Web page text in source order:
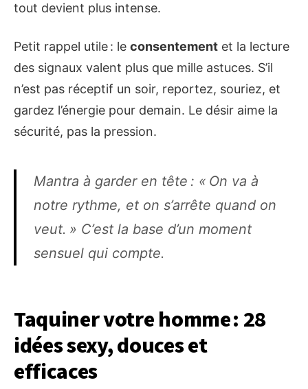
tout devient plus intense.
Petit rappel utile : le consentement et la lecture
des signaux valent plus que mille astuces. S’il
n’est pas réceptif un soir, reportez, souriez, et
gardez l’énergie pour demain. Le désir aime la
sécurité, pas la pression.
Mantra à garder en tête : « On va à
notre rythme, et on s’arrête quand on
veut. » C’est la base d’un moment
sensuel qui compte.
Taquiner votre homme : 28
idées sexy, douces et
efficaces